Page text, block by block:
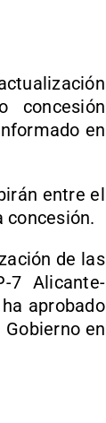
concesión
en
entre el
concesión.
de las
7 Alicante-
aprobado
en